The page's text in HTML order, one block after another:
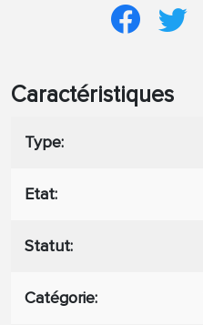
Caractéristiques
Type
Etat
Statut
Catégorie